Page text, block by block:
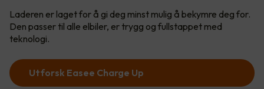
Laderen er laget for å gi deg minst mulig å bekymre deg for.
Den passer til alle elbiler, er trygg og fullstappet med
teknologi.
Utforsk Easee Charge Up